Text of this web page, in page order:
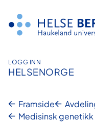
innhald
LOGG INN
HELSENORGE
Framside
Medisinsk genetikk